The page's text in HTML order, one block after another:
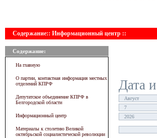
Содержание:: Информационный центр ::
Содержание:
На главную
О партии, контактная информация местных
отделений КПРФ
Депутатское объединение КПРФ в
Белгородской области
Информационный центр
Материалы к столетию Великой
октябрьской социалистической революции
Дата